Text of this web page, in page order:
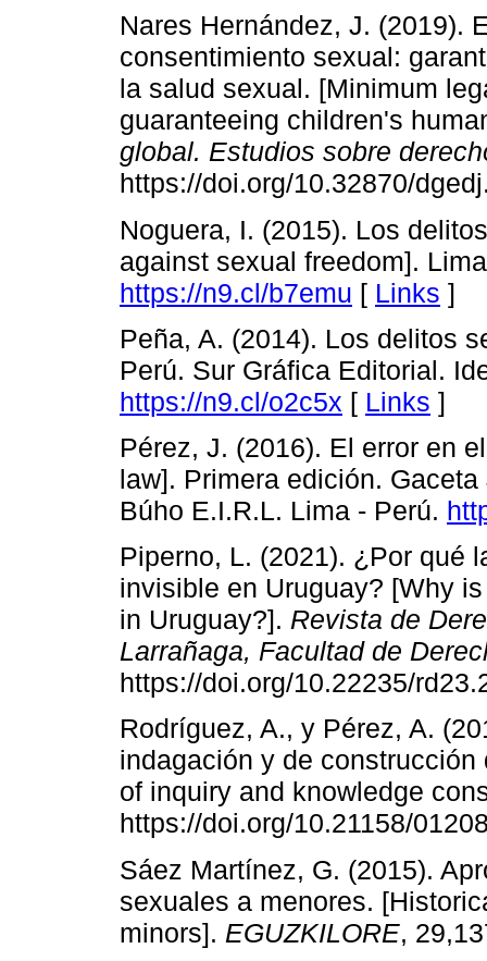
Nares Hernández, J. (2019).
consentimiento sexual:
la salud sexual. [Minimum
guaranteeing children's
global. Estudios sobre
https://doi.org/10.32870/
Noguera, I. (2015). Los
against sexual freedom].
https://n9.cl/b7emu [ Links ]
Peña, A. (2014). Los delitos
Perú. Sur Gráfica Editorial.
https://n9.cl/o2c5x [ Links ]
Pérez, J. (2016). El error en
law]. Primera edición.
Búho E.I.R.L. Lima - Perú.
Piperno, L. (2021). ¿Por qué
invisible en Uruguay? [Why
in Uruguay?]. Revista de
Larrañaga, Facultad de
https://doi.org/10.22235/
Rodríguez, A., y Pérez, A.
indagación y de
of inquiry and knowledge
https://doi.org/10.21158/
Sáez Martínez, G. (2015).
sexuales a menores.
minors]. EGUZKILORE,